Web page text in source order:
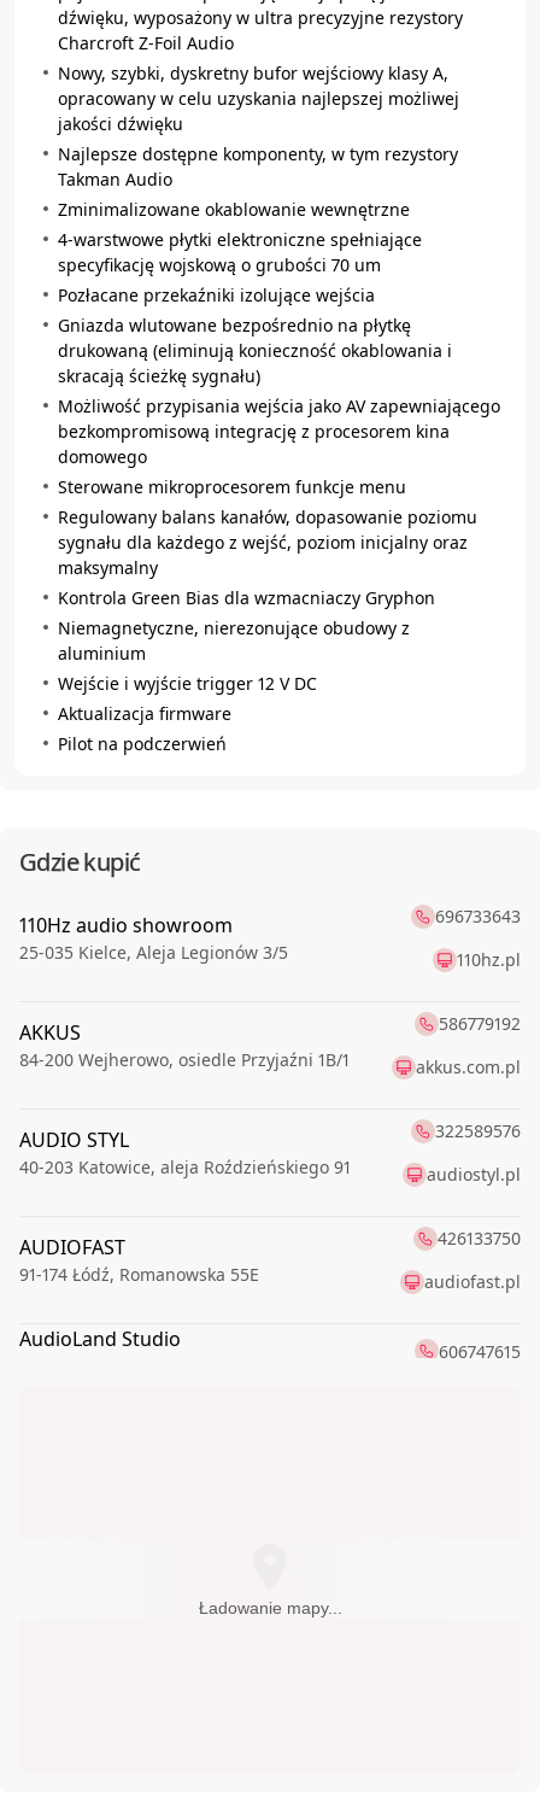
dźwięku, wyposażony w ultra precyzyjne rezystory
Charcroft Z-Foil Audio
Nowy, szybki, dyskretny bufor wejściowy klasy A,
opracowany w celu uzyskania najlepszej możliwej
jakości dźwięku
Najlepsze dostępne komponenty, w tym rezystory
Takman Audio
Zminimalizowane okablowanie wewnętrzne
4-warstwowe płytki elektroniczne spełniające
specyfikację wojskową o grubości 70 um
Pozłacane przekaźniki izolujące wejścia
Gniazda wlutowane bezpośrednio na płytkę
drukowaną (eliminują konieczność okablowania i
skracają ścieżkę sygnału)
Możliwość przypisania wejścia jako AV zapewniającego
bezkompromisową integrację z procesorem kina
domowego
Sterowane mikroprocesorem funkcje menu
Regulowany balans kanałów, dopasowanie poziomu
sygnału dla każdego z wejść, poziom inicjalny oraz
maksymalny
Kontrola Green Bias dla wzmacniaczy Gryphon
Niemagnetyczne, nierezonujące obudowy z
aluminium
Wejście i wyjście trigger 12 V DC
Aktualizacja firmware
Pilot na podczerwień
Ładowanie mapy...
Gdzie kupić
110Hz audio showroom
25-035 Kielce, Aleja Legionów 3/5
696733643
110hz.pl
AKKUS
84-200 Wejherowo, osiedle Przyjaźni 1B/1
586779192
akkus.com.pl
AUDIO STYL
40-203 Katowice, aleja Roździeńskiego 91
322589576
audiostyl.pl
AUDIOFAST
91-174 Łódź, Romanowska 55E
426133750
audiofast.pl
AudioLand Studio 606747615
Ostródzka 273/1